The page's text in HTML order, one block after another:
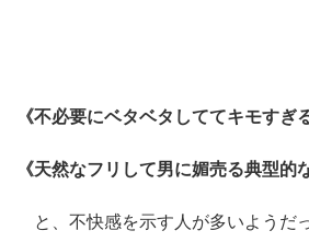
《不必要にベタベタしててキモすぎ
《天然なフリして男に媚売る典型的
と、不快感を示す人が多いようだっ